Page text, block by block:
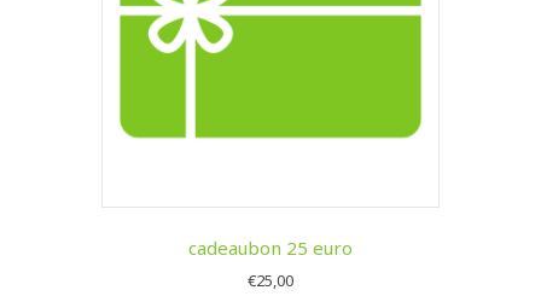
cadeaubon 25 euro
€25,00